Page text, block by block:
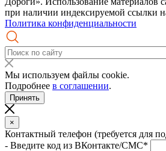
при наличии индексируемой ссылки
Политика конфиденциальности
Мы используем файлы cookie.
Подробнее в соглашении.
Принять
×
Контактный телефон (требуется для
- Введите код из ВКонтакте/СМС*